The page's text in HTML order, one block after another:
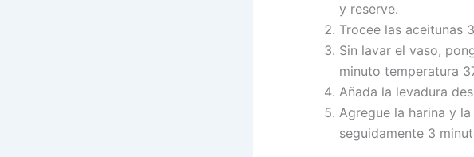
y reserve.
Trocee las aceitunas
Sin lavar el vaso,
minuto temperatura
Añada la levadura
Agregue la harina y
seguidamente 3